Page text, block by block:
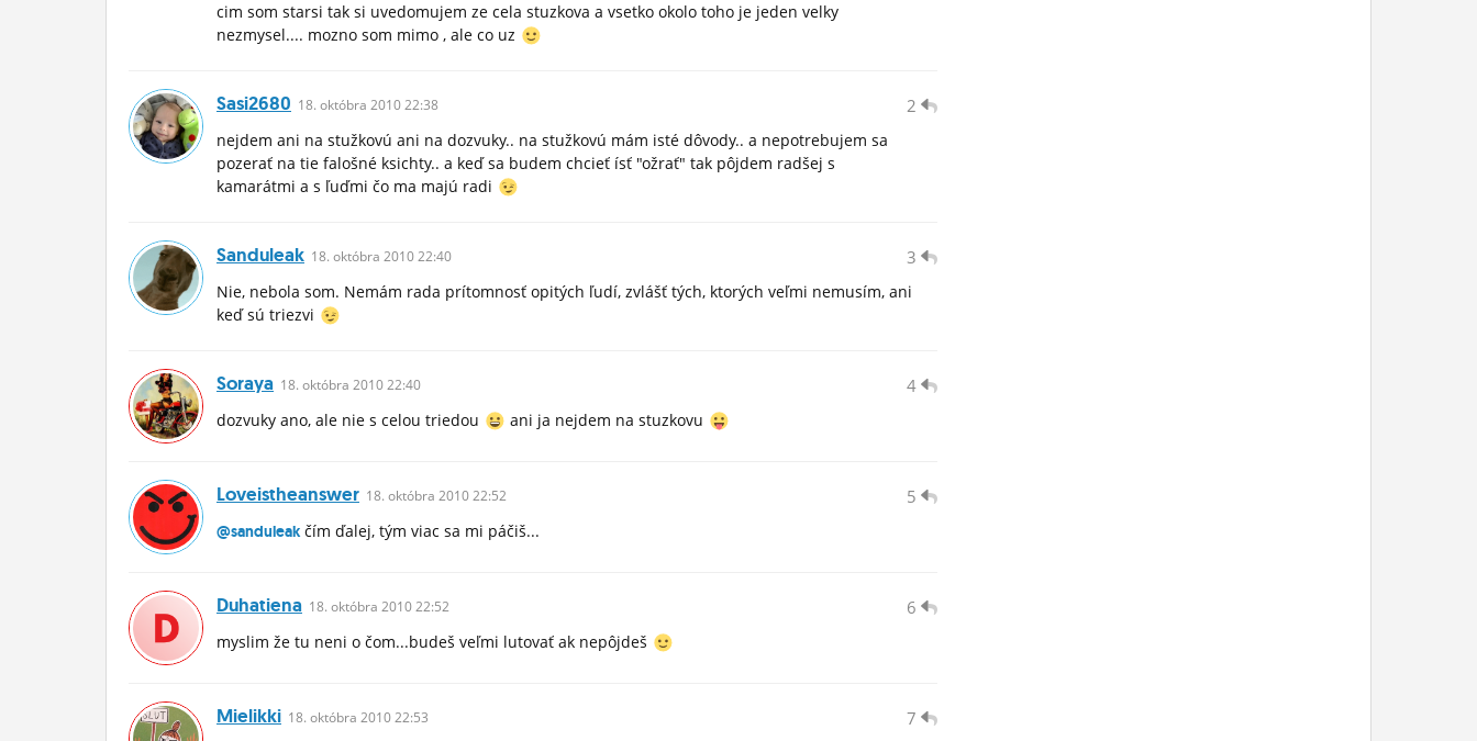
cim som starsi tak si uvedomujem ze cela stuzkova a vsetko okolo toho je jeden velky
nezmysel.... mozno som mimo , ale co uz
2
Sasi2680 18. októbra 2010 22:38
nejdem ani na stužkovú ani na dozvuky.. na stužkovú mám isté dôvody.. a nepotrebujem sa
pozerať na tie falošné ksichty.. a keď sa budem chcieť ísť "ožrať" tak pôjdem radšej s
kamarátmi a s ľuďmi čo ma majú radi
3
Sanduleak 18. októbra 2010 22:40
Nie, nebola som. Nemám rada prítomnosť opitých ľudí, zvlášť tých, ktorých veľmi nemusím, ani
keď sú triezvi
4
Soraya 18. októbra 2010 22:40
dozvuky ano, ale nie s celou triedou ani ja nejdem na stuzkovu
5
Loveistheanswer 18. októbra 2010 22:52
@sanduleakčím ďalej, tým viac sa mi páčiš...
6
Duhatiena 18. októbra 2010 22:52
myslim že tu neni o čom...budeš veľmi lutovať ak nepôjdeš
7
Mielikki 18. októbra 2010 22:53